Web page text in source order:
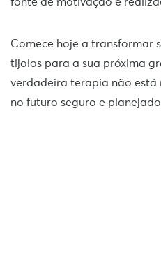
Comece hoje a transformar
tijolos para a sua próxima
verdadeira terapia não está
no futuro seguro e